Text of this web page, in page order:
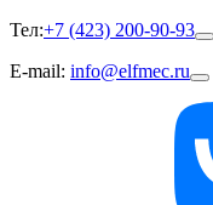
Тел:+7 (423) 200-90-93
E-mail: info@elfmec.ru